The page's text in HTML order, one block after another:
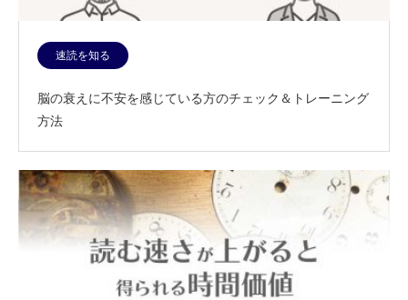
速読を知る
脳の衰えに不安を感じている方のチェック＆トレーニング
方法